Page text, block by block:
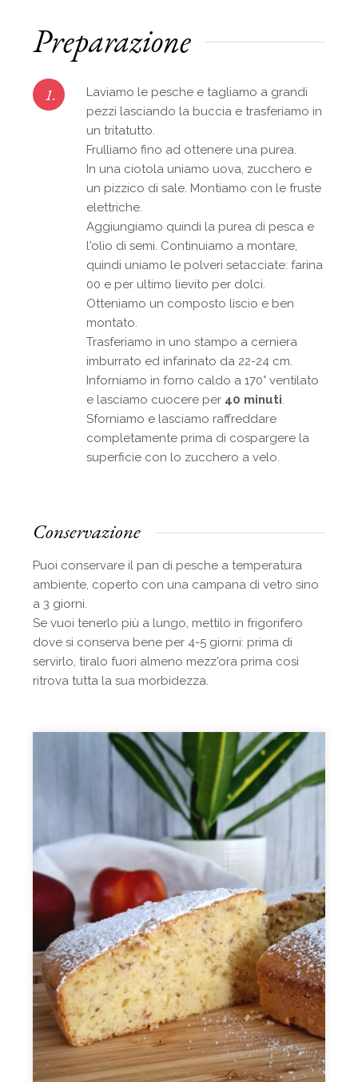
Preparazione
1.
Laviamo le pesche e tagliamo a grandi
pezzi lasciando la buccia e trasferiamo in
un tritatutto.
Frulliamo fino ad ottenere una purea.
In una ciotola uniamo uova, zucchero e
un pizzico di sale. Montiamo con le fruste
elettriche.
Aggiungiamo quindi la purea di pesca e
l'olio di semi. Continuiamo a montare,
quindi uniamo le polveri setacciate: farina
00 e per ultimo lievito per dolci.
Otteniamo un composto liscio e ben
montato.
Trasferiamo in uno stampo a cerniera
imburrato ed infarinato da 22-24 cm.
Inforniamo in forno caldo a 170° ventilato
e lasciamo cuocere per 40 minuti.
Sforniamo e lasciamo raffreddare
completamente prima di cospargere la
superficie con lo zucchero a velo.
Conservazione
Puoi conservare il pan di pesche a temperatura
ambiente, coperto con una campana di vetro sino
a 3 giorni.
Se vuoi tenerlo più a lungo, mettilo in frigorifero
dove si conserva bene per 4-5 giorni: prima di
servirlo, tiralo fuori almeno mezz'ora prima così
ritrova tutta la sua morbidezza.